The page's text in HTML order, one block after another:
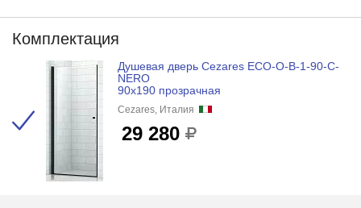
Комплектация
Душевая дверь Cezares ECO-O-B-1-90-C-
NERO
90x190 прозрачная
Cezares, Италия
29 280